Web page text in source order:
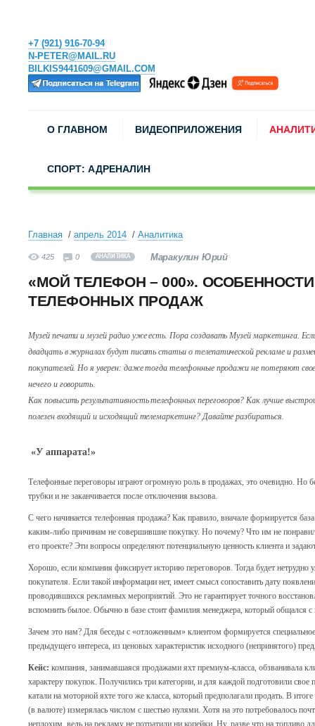
+7 (921) 916-70-94
N-PETER@MAIL.RU
BILKIS9441609@GMAIL.COM
О ГЛАВНОМ ВИДЕОПРИЛОЖЕНИЯ
СПОРТ: АДРЕНАЛИН
Главная апрель 2014 Аналитика
425 0 АНАЛИТИКА Маракулин Юрий
«МОЙ ТЕЛЕФОН – 000».
ТЕЛЕФОННЫХ ПРОДАЖ
Музей печати и музей радио уже есть. Пора создавать Музей маркетинга.
двадцать в журналах будут писать статьи о телепатической рекламе и
покупателей. Но я уверен: даже тогда телефонные продажи не потеряют
нечего и говорить.
Как повысить результативность телефонных переговоров? Как лучше
полезен входящий и исходящий телемаркетинг? Давайте разбираться.
«У аппарата!»
Телефонные переговоры играют огромную роль в продажах, это очевидно. Но
трубки и не заканчивается после отключения вызова.
С чего начинается телефонная продажа? Как правило, вначале формируется
каким-либо причинам не совершившие покупку. Но почему? Что им не
его проекте? Эти вопросы определяют потенциальную ценность клиента и
Хорошо, если компания фиксирует историю переговоров. Тогда будет нетрудно
покупателя. Если такой информации нет, имеет смысл сопоставить дату
проводившихся рекламных мероприятий. Это не гарантирует точного
вспомнить былое. Обычно в базе стоит фамилия менеджера, который общался
Зачем это нам? Для беседы с «отложенным» клиентом формируется
предыдущего интереса, из ценовых характеристик исходного (непринятого)
Кейс: компания, занимавшаяся продажами яхт премиум-класса, обзванивала
характеру покупок. Получились три категории, и для каждой подготовили свое
катали на моторной яхте того же класса, который предполагали продать. В
(в валюте) измерялась числом с шестью нулями. Хотя на это потребовалось
неплохим, ведь на рекламу не потратили ни копейки. Ну, разве что на топливо